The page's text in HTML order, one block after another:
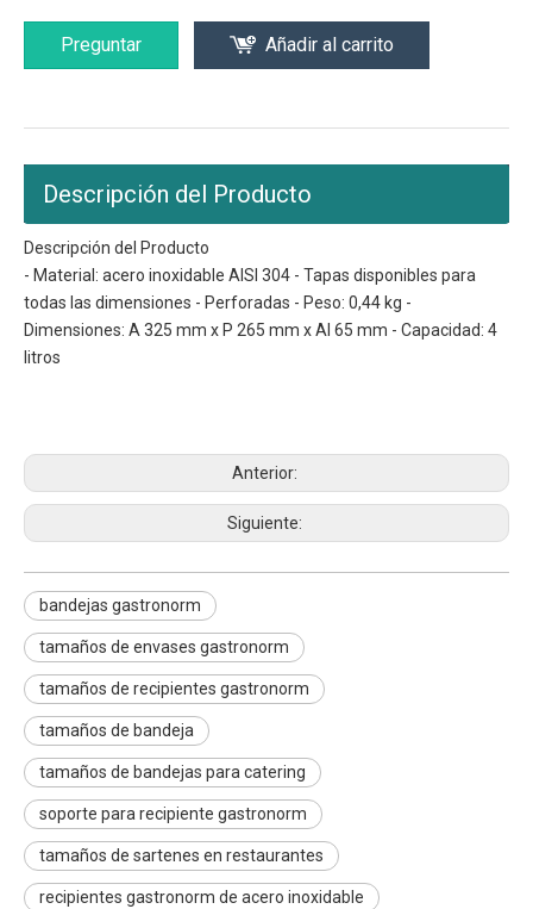
Preguntar Añadir al carrito
Descripción del Producto
Descripción del Producto
- Material: acero inoxidable AISI 304 - Tapas disponibles para
todas las dimensiones - Perforadas - Peso: 0,44 kg -
Dimensiones: A 325 mm x P 265 mm x Al 65 mm - Capacidad: 4
litros
Anterior:
Siguiente:
bandejas gastronorm
tamaños de envases gastronorm
tamaños de recipientes gastronorm
tamaños de bandeja
tamaños de bandejas para catering
soporte para recipiente gastronorm
tamaños de sartenes en restaurantes
recipientes gastronorm de acero inoxidable